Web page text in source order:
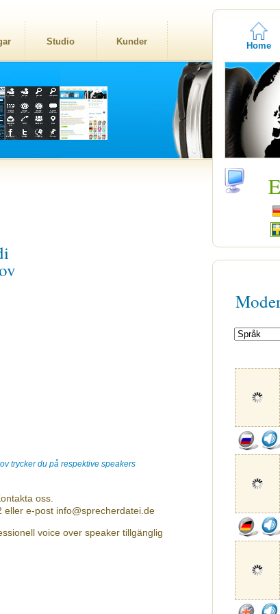
Studio Kunder Home
trycker du på respektive speakers
oss.
eller e-post info@sprecherdatei.de
voice over speaker tillgänglig